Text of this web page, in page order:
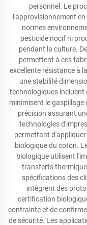
personnel. Le
l'approvisionnement
normes
pesticide nocif ni
pendant la culture.
permettent à ces
excellente résistance à
une stabilité
technologiques incluent
minimisent le gaspillage
précision assurant
technologies
permettant
biologique du coton.
biologique utilisent
transferts
spécifications des
intègrent des
certification
contrainte et de
de sécurité. Les